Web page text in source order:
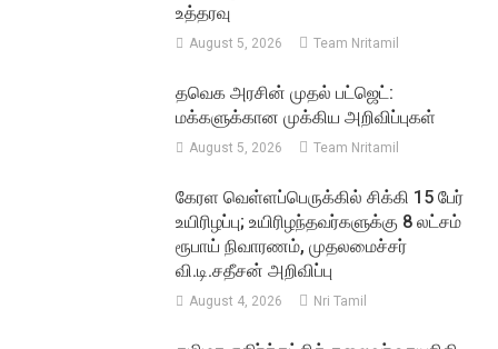
உத்தரவு
August 5, 2026 Team Nritamil
தவெக அரசின் முதல் பட்ஜெட்:
மக்களுக்கான முக்கிய அறிவிப்புகள்
August 5, 2026 Team Nritamil
கேரள வெள்ளப்பெருக்கில் சிக்கி 15 பேர்
உயிரிழப்பு; உயிரிழந்தவர்களுக்கு 8 லட்சம்
ரூபாய் நிவாரணம், முதலமைச்சர்
வி.டி.சதீசன் அறிவிப்பு
August 4, 2026 Nri Tamil